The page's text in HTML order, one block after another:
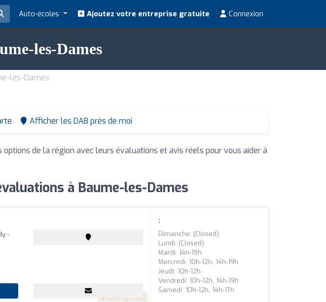
Auto-écoles Ajoutez votre entreprise gratuite Connexion
les-Dames
les-Dames
Afficher les DAB près de moi
options de la région avec leurs évaluations et avis réels pour vous aider à
à Baume-les-Dames
4.7 (71 Opinions)
-
:
Dimanche: (closed)
Lundi: (closed)
Mardi: 14h-19h
Mercredi: 10h-12h, 14h-19h
Jeudi: 10h-12h
Vendredi: 10h-12h, 14h-19h
Samedi: 10h-12h, 14h-17h